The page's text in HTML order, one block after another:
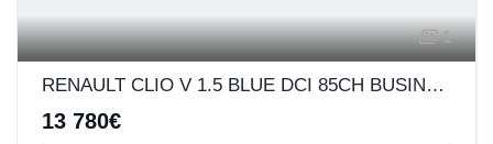
1
RENAULT CLIO V 1.5 BLUE DCI 85CH BUSINESS
13 780€